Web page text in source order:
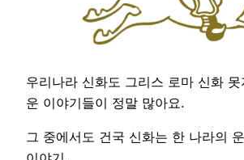
우리나라 신화도 그리스 로마 신화
운 이야기들이 정말 많아요.
그 중에서도 건국 신화는 한 나라의